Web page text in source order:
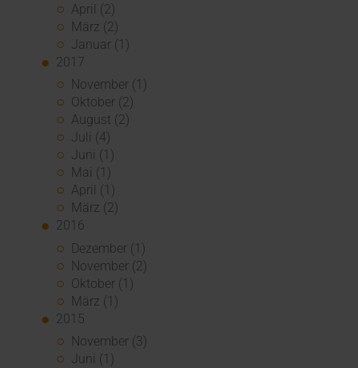
April (2)
März (2)
Januar (1)
2017
November (1)
Oktober (2)
August (2)
Juli (4)
Juni (1)
Mai (1)
April (1)
März (2)
2016
Dezember (1)
November (2)
Oktober (1)
März (1)
2015
November (3)
Juni (1)